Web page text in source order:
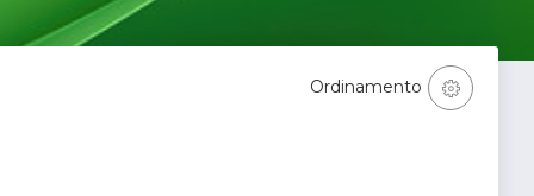
Ordinamento